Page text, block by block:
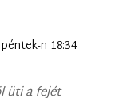
n 18:34
üti a fejét